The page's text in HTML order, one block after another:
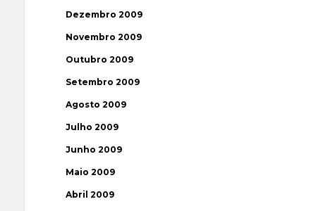
Dezembro 2009
Novembro 2009
Outubro 2009
Setembro 2009
Agosto 2009
Julho 2009
Junho 2009
Maio 2009
Abril 2009